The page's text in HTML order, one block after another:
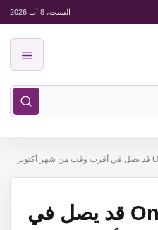
السبت، 8 آب 2026
هاتف OnePlus 13 قد يصل في